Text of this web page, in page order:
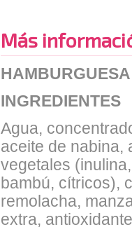
Más
INGREDIENTES
Agua,
aceite de nabina,
vegetales
bambú, cítricos),
remolacha,
extra,